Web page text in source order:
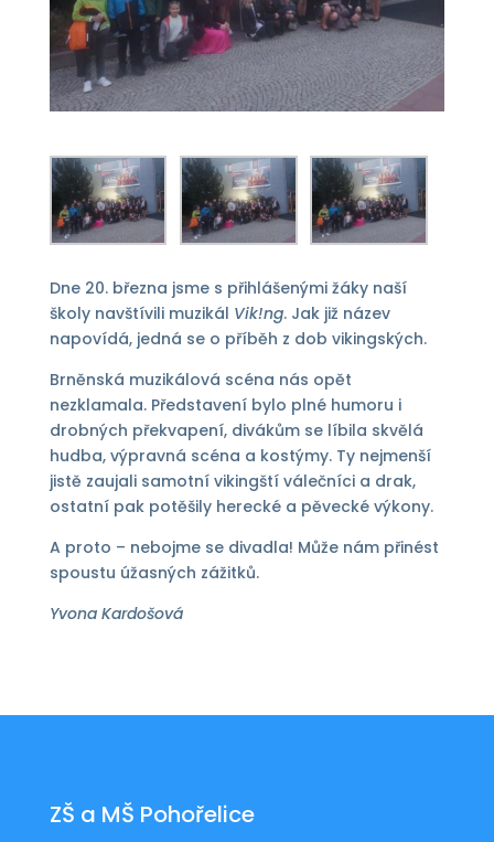
Dne 20. března jsme s přihlášenými žáky naší
školy navštívili muzikál Vik!ng. Jak již název
napovídá, jedná se o příběh z dob vikingských.
Brněnská muzikálová scéna nás opět
nezklamala. Představení bylo plné humoru i
drobných překvapení, divákům se líbila skvělá
hudba, výpravná scéna a kostýmy. Ty nejmenší
jistě zaujali samotní vikingští válečníci a drak,
ostatní pak potěšily herecké a pěvecké výkony.
A proto – nebojme se divadla! Může nám přinést
spoustu úžasných zážitků.
Yvona Kardošová
ZŠ a MŠ Pohořelice